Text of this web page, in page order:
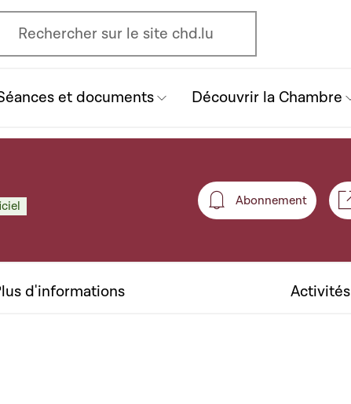
l'écran de recherche
Rechercher sur le site chd.lu
et documents Découvrir la Chambre
Abonnement
Abonnement
d'informations Activités